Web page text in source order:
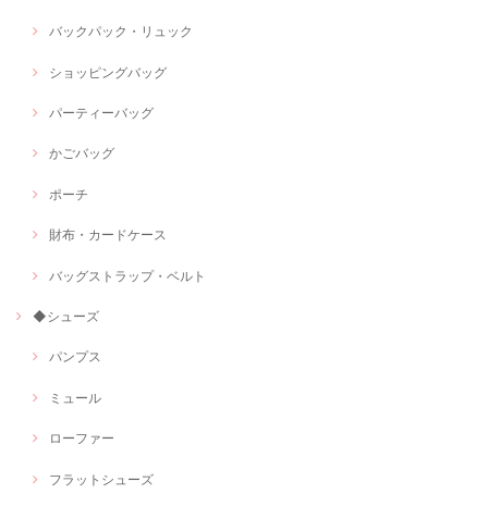
バックパック・リュック
ショッピングバッグ
パーティーバッグ
かごバッグ
ポーチ
財布・カードケース
バッグストラップ・ベルト
◆シューズ
パンプス
ミュール
ローファー
フラットシューズ